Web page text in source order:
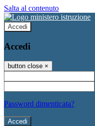
Salta al contenuto
Accedi
Accedi
button close ×
Password dimenticata?